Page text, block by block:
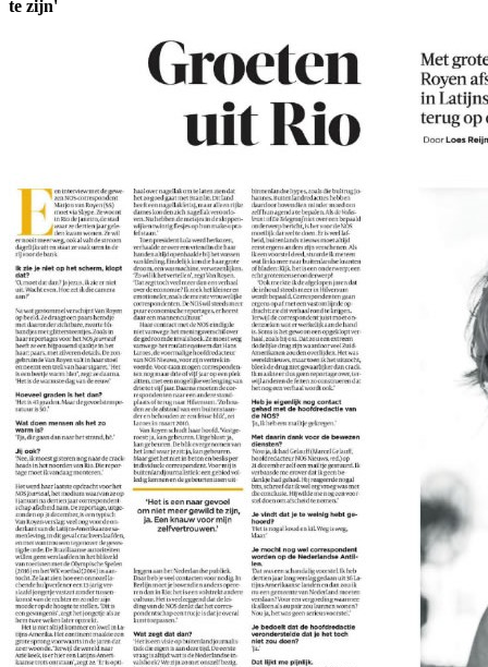
te zijn'